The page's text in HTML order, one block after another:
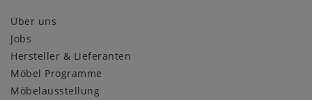
Über uns
Jobs
Hersteller & Lieferanten
Möbel Programme
Möbelausstellung